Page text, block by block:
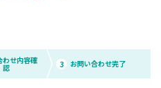
わせ内容確
認 3 お問い合わせ完了